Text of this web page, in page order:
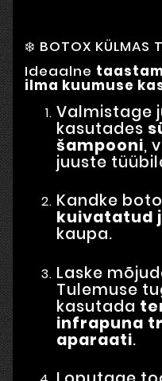
❄️ BOTOX KÜLMAS
Ideaalne
ilma kuumuse
Valmistage
kasutades
šampooni,
juuste
Kandke
kuivatatud
kaupa.
Laske
Tulemuse
kasutada
infrapuna
aparaati.